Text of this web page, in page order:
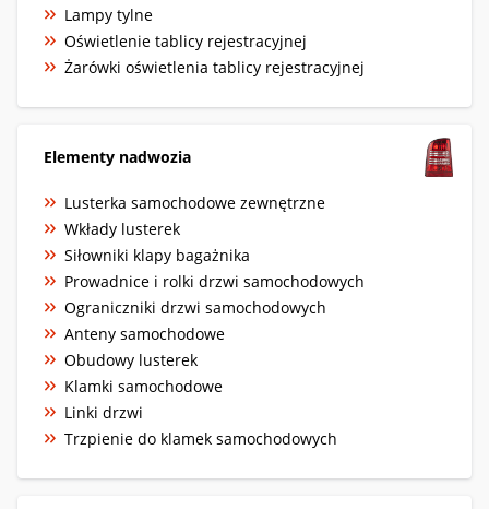
Lampy tylne
Oświetlenie tablicy rejestracyjnej
Żarówki oświetlenia tablicy rejestracyjnej
Elementy nadwozia
Lusterka samochodowe zewnętrzne
Wkłady lusterek
Siłowniki klapy bagażnika
Prowadnice i rolki drzwi samochodowych
Ograniczniki drzwi samochodowych
Anteny samochodowe
Obudowy lusterek
Klamki samochodowe
Linki drzwi
Trzpienie do klamek samochodowych